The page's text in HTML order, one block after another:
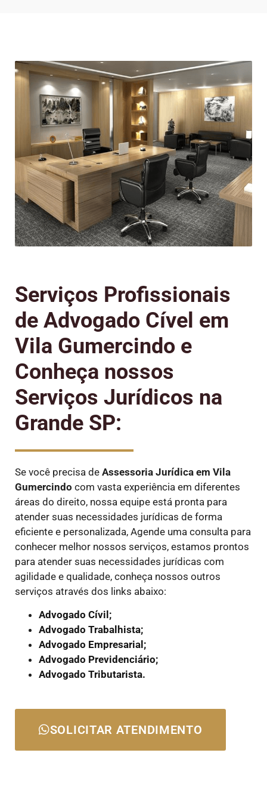
Serviços Profissionais
de Advogado Cível em
Vila Gumercindo e
Conheça nossos
Serviços Jurídicos na
Grande SP:
Se você precisa de Assessoria Jurídica em Vila
Gumercindo com vasta experiência em diferentes
áreas do direito, nossa equipe está pronta para
atender suas necessidades jurídicas de forma
eficiente e personalizada, Agende uma consulta para
conhecer melhor nossos serviços, estamos prontos
para atender suas necessidades jurídicas com
agilidade e qualidade, conheça nossos outros
serviços através dos links abaixo:
Advogado Cívil;
Advogado Trabalhista;
Advogado Empresarial;
Advogado Previdenciário;
Advogado Tributarista.
SOLICITAR ATENDIMENTO